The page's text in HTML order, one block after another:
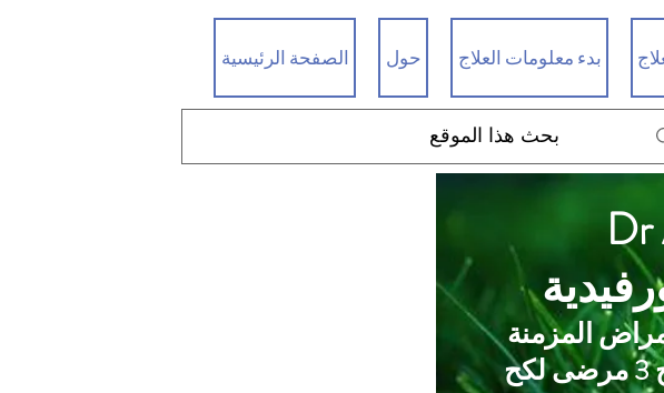
الصفحة الرئيسية حول بدء معلومات العلاج
Dr
المزمنة